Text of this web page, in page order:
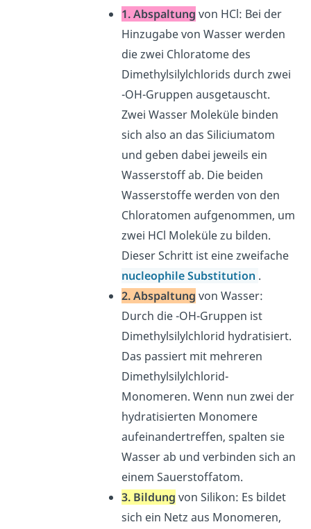
1. Abspaltung von HCl: Bei der
Hinzugabe von Wasser werden
die zwei Chloratome des
Dimethylsilylchlorids durch zwei
-OH-Gruppen ausgetauscht.
Zwei Wasser Moleküle binden
sich also an das Siliciumatom
und geben dabei jeweils ein
Wasserstoff ab. Die beiden
Wasserstoffe werden von den
Chloratomen aufgenommen, um
zwei HCl Moleküle zu bilden.
Dieser Schritt ist eine zweifache
nucleophile Substitution .
2. Abspaltung von Wasser:
Durch die -OH-Gruppen ist
Dimethylsilylchlorid hydratisiert.
Das passiert mit mehreren
Dimethylsilylchlorid-
Monomeren. Wenn nun zwei der
hydratisierten Monomere
aufeinandertreffen, spalten sie
Wasser ab und verbinden sich an
einem Sauerstoffatom.
3. Bildung von Silikon: Es bildet
sich ein Netz aus Monomeren,